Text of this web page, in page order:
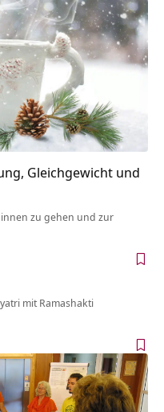
Gleichgewicht und
zu gehen und zur
mit Ramashakti